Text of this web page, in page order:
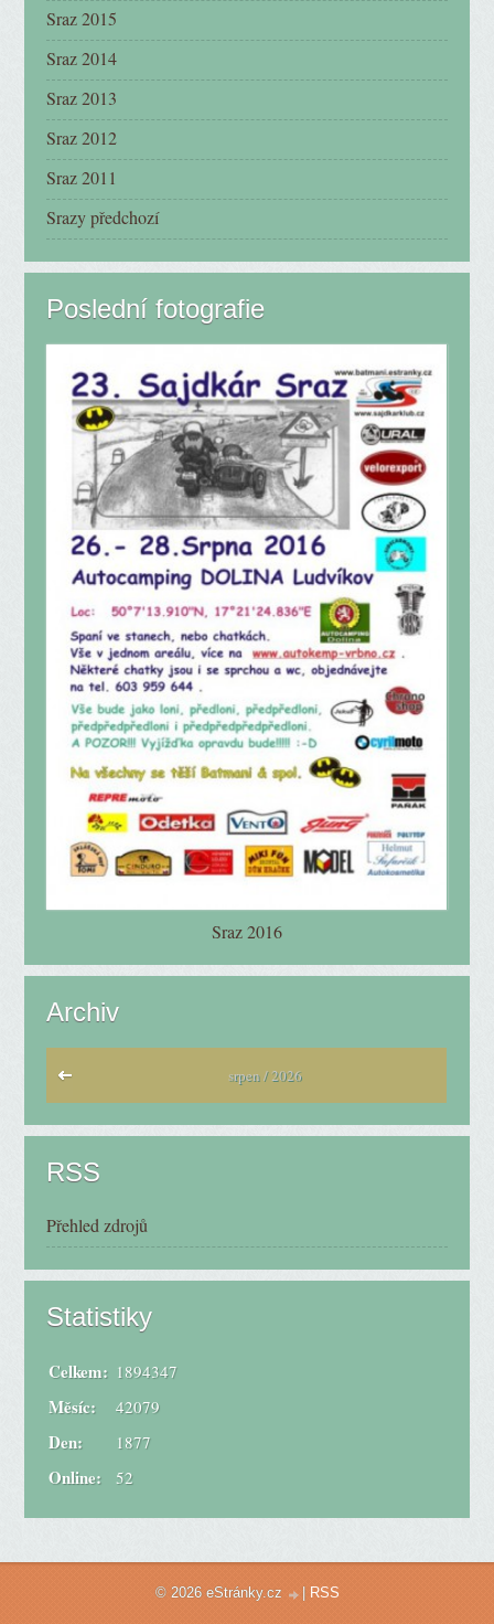
Sraz 2015
Sraz 2014
Sraz 2013
Sraz 2012
Sraz 2011
Srazy předchozí
Poslední fotografie
Sraz 2016
Archiv
srpen / 2026
RSS
Přehled zdrojů
Statistiky
Online: 52
Celkem: 1894347
Měsíc: 42079
Den: 1877
© 2026 eStránky.cz | RSS